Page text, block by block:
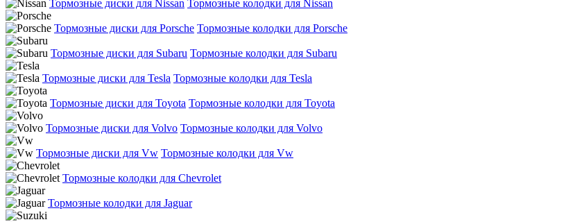
Тормозные диски для Nissan Тормозные колодки для Nissan
Тормозные диски для Porsche Тормозные колодки для Porsche
Тормозные диски для Subaru Тормозные колодки для Subaru
Тормозные диски для Tesla Тормозные колодки для Tesla
Тормозные диски для Toyota Тормозные колодки для Toyota
Тормозные диски для Volvo Тормозные колодки для Volvo
Тормозные диски для Vw Тормозные колодки для Vw
Тормозные колодки для Chevrolet
Тормозные колодки для Jaguar